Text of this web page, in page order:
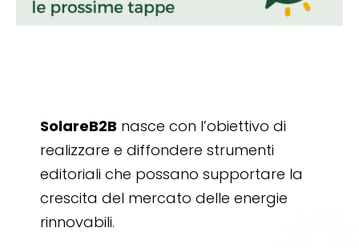
SolareB2B nasce con l’obiettivo di
realizzare e diffondere strumenti
editoriali che possano supportare la
crescita del mercato delle energie
rinnovabili.